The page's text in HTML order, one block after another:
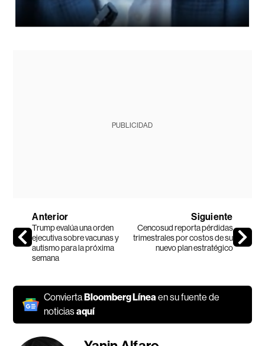
PUBLICIDAD
Anterior
Trump evalúa una orden
ejecutiva sobre vacunas y
autismo para la próxima
semana
Siguiente
Cencosud reporta pérdidas
trimestrales por costos de su
nuevo plan estratégico
ConviertaBloomberg Líneaen su fuente de
noticiasaquí